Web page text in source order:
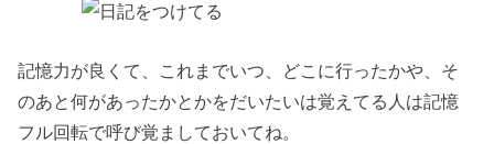
記憶力が良くて、これまでいつ、どこに行ったかや、そ
のあと何があったかとかをだいたいは覚えてる人は記憶
フル回転で呼び覚ましておいてね。